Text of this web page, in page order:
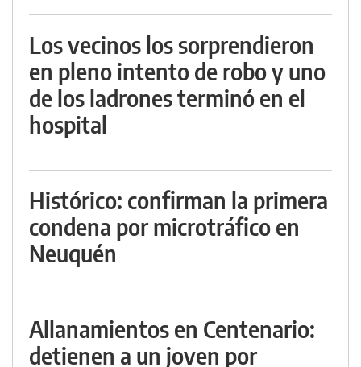
Los vecinos los sorprendieron
en pleno intento de robo y uno
de los ladrones terminó en el
hospital
Histórico: confirman la primera
condena por microtráfico en
Neuquén
Allanamientos en Centenario:
detienen a un joven por